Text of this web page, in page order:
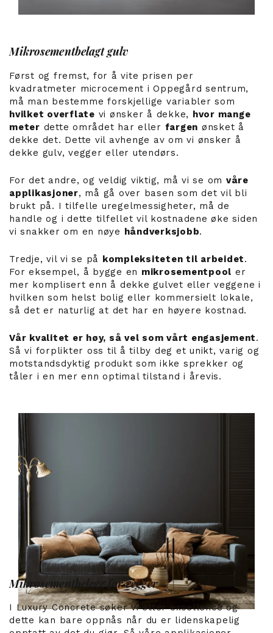
Mikrosementbelagt gulv
Først og fremst, for å vite prisen per
kvadratmeter microcement i Oppegård sentrum,
må man bestemme forskjellige variabler som
hvilket overflate vi ønsker å dekke, hvor mange
meter dette området har eller fargen ønsket å
dekke det. Dette vil avhenge av om vi ønsker å
dekke gulv, vegger eller utendørs.
For det andre, og veldig viktig, må vi se om våre
applikasjoner, må gå over basen som det vil bli
brukt på. I tilfelle uregelmessigheter, må de
handle og i dette tilfellet vil kostnadene øke siden
vi snakker om en nøye håndverksjobb.
Tredje, vil vi se på kompleksiteten til arbeidet.
For eksempel, å bygge en mikrosementpool er
mer komplisert enn å dekke gulvet eller veggene i
hvilken som helst bolig eller kommersielt lokale,
så det er naturlig at det har en høyere kostnad.
Vår kvalitet er høy, så vel som vårt engasjement.
Så vi forplikter oss til å tilby deg et unikt, varig og
motstandsdyktig produkt som ikke sprekker og
tåler i en mer enn optimal tilstand i årevis.
Mikrosementbelegg for vegger
I Luxury Concrete søker vi etter excellence og
dette kan bare oppnås når du er lidenskapelig